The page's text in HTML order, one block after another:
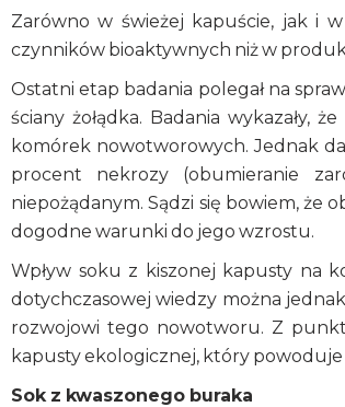
Zarówno w świeżej kapuście, jak i
czynników bioaktywnych niż w
Ostatni etap badania polegał na
ściany żołądka. Badania wykazały,
komórek nowotworowych. Jednak
procent nekrozy (obumieranie
niepożądanym. Sądzi się bowiem,
dogodne warunki do jego wzrostu.
Wpływ soku z kiszonej kapusty na
dotychczasowej wiedzy można
rozwojowi tego nowotworu. Z
kapusty ekologicznej, który
Sok z kwaszonego buraka